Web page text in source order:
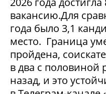
вакансию.Для
года было 3,1
место. Граница
пройдена,
в два с половиной
назад, и это